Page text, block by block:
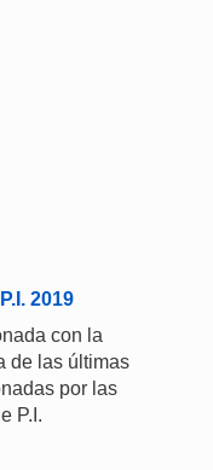
2019
con la
de las últimas
por las
P.I.